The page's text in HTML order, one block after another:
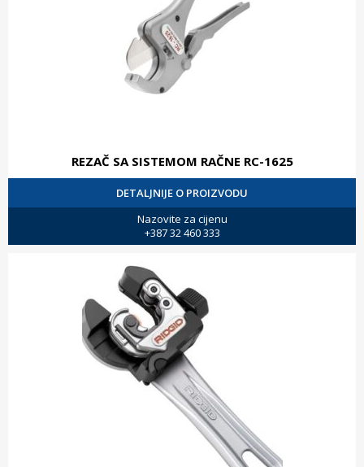
REZAČ SA SISTEMOM RAČNE RC-1625
DETALJNIJE O PROIZVODU
Nazovite za cijenu
+387 32 460 333